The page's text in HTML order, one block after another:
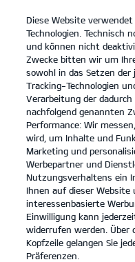
open
menu
Der EV9 GT
... ... DER EV9
Der neue
Diese Website
Technologien. Technisch
und können nicht
Zwecke bitten wir um
sowohl in das Setzen der
Tracking-Technologien
Verarbeitung der
nachfolgend genannten
Performance: Wir
wird, um Inhalte und
Marketing und
Werbepartner und
Nutzungsverhaltens ein
Ihnen auf dieser Website
interessenbasierte
Einwilligung kann
widerrufen werden. Über
Kopfzeile gelangen Sie
Präferenzen.